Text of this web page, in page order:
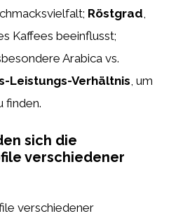
Röstgrad
Kaffees beeinflusst;
Arabica vs.
Leistungs-Verhältnis , um
finden.
sich die
verschiedener
verschiedener